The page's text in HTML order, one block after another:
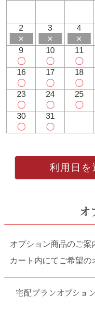
2
×
3
×
4
×
9
〇
10
〇
11
〇
16
〇
17
〇
18
〇
23
〇
24
〇
25
〇
30
〇
31
〇
利用日を
オ
オプション商品のご案
カート内にてご希望の
宅配プランオプション